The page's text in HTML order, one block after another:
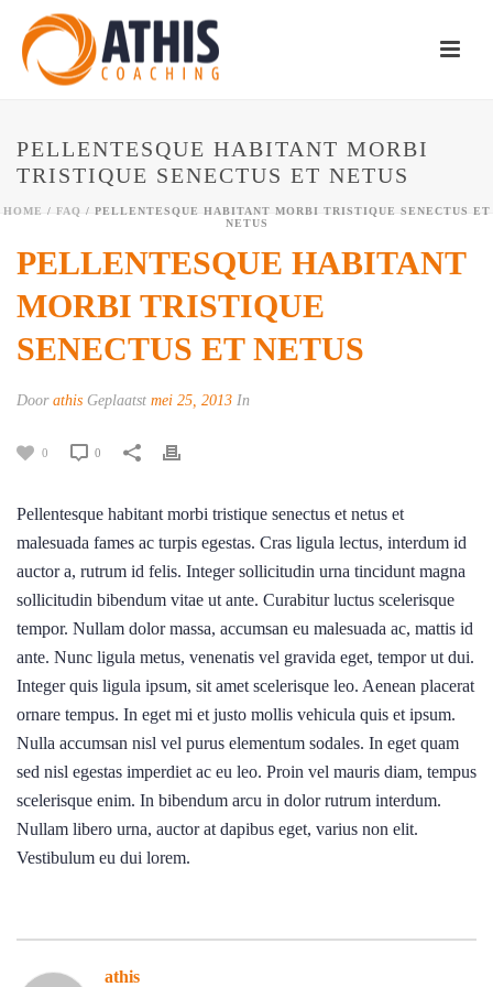
PELLENTESQUE HABITANT MORBI
TRISTIQUE SENECTUS ET NETUS
HOME / FAQ / PELLENTESQUE HABITANT MORBI TRISTIQUE SENECTUS ET
NETUS
PELLENTESQUE HABITANT
MORBI TRISTIQUE
SENECTUS ET NETUS
Door athis Geplaatst mei 25, 2013 In
0 0
Pellentesque habitant morbi tristique senectus et netus et
malesuada fames ac turpis egestas. Cras ligula lectus, interdum id
auctor a, rutrum id felis. Integer sollicitudin urna tincidunt magna
sollicitudin bibendum vitae ut ante. Curabitur luctus scelerisque
tempor. Nullam dolor massa, accumsan eu malesuada ac, mattis id
ante. Nunc ligula metus, venenatis vel gravida eget, tempor ut dui.
Integer quis ligula ipsum, sit amet scelerisque leo. Aenean placerat
ornare tempus. In eget mi et justo mollis vehicula quis et ipsum.
Nulla accumsan nisl vel purus elementum sodales. In eget quam
sed nisl egestas imperdiet ac eu leo. Proin vel mauris diam, tempus
scelerisque enim. In bibendum arcu in dolor rutrum interdum.
Nullam libero urna, auctor at dapibus eget, varius non elit.
Vestibulum eu dui lorem.
athis